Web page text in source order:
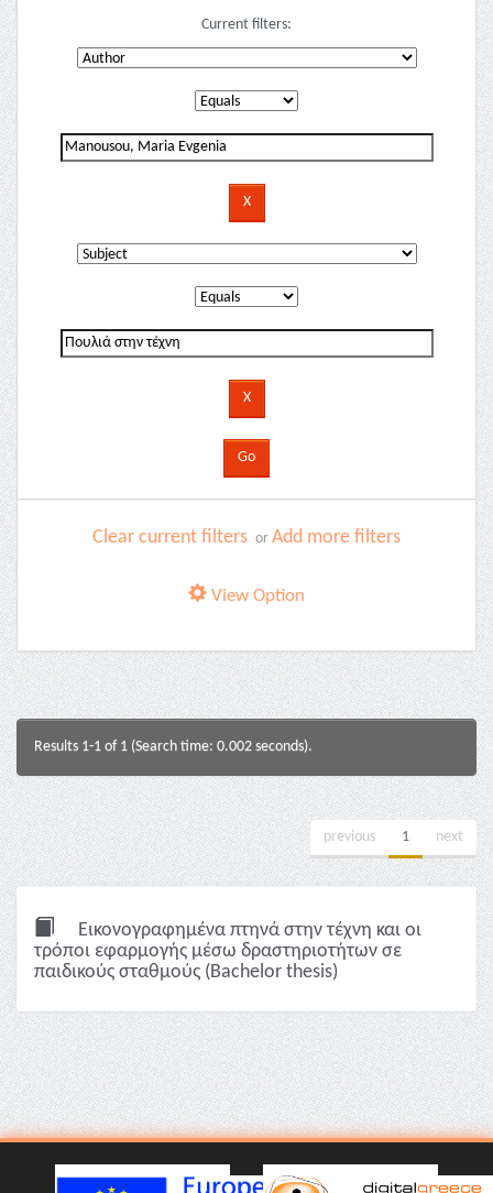
Current filters:
Clear current filters or Add more filters
View Option
Results 1-1 of 1 (Search time: 0.002 seconds).
previous 1 next
Εικονογραφημένα πτηνά στην τέχνη και οι
τρόποι εφαρμογής μέσω δραστηριοτήτων σε
παιδικούς σταθμούς (Bachelor thesis)